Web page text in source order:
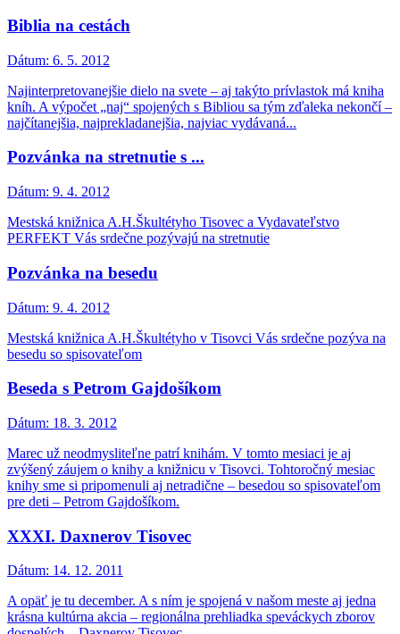
Biblia na cestách
Dátum: 6. 5. 2012
Najinterpretovanejšie dielo na svete – aj takýto prívlastok má kniha
kníh. A výpočet „naj“ spojených s Bibliou sa tým zďaleka nekončí –
najčítanejšia, najprekladanejšia, najviac vydávaná...
Pozvánka na stretnutie s ...
Dátum: 9. 4. 2012
Mestská knižnica A.H.Škultétyho Tisovec a Vydavateľstvo
PERFEKT Vás srdečne pozývajú na stretnutie
Pozvánka na besedu
Dátum: 9. 4. 2012
Mestská knižnica A.H.Škultétyho v Tisovci Vás srdečne pozýva na
besedu so spisovateľom
Beseda s Petrom Gajdošíkom
Dátum: 18. 3. 2012
Marec už neodmysliteľne patrí knihám. V tomto mesiaci je aj
zvýšený záujem o knihy a knižnicu v Tisovci. Tohtoročný mesiac
knihy sme si pripomenuli aj netradične – besedou so spisovateľom
pre deti – Petrom Gajdošíkom.
XXXI. Daxnerov Tisovec
Dátum: 14. 12. 2011
A opäť je tu december. A s ním je spojená v našom meste aj jedna
krásna kultúrna akcia – regionálna prehliadka speváckych zborov